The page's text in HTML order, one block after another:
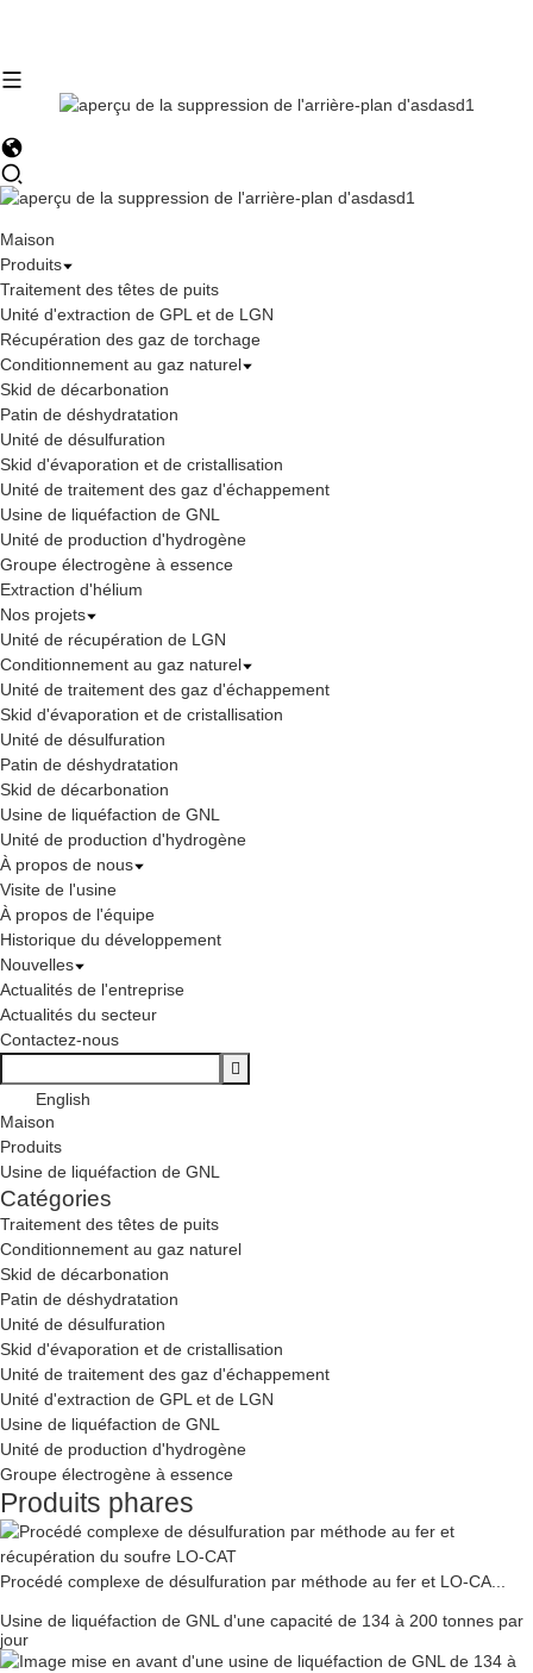
Maison
Produits
Traitement des têtes de puits
Unité d'extraction de GPL et de LGN
Récupération des gaz de torchage
Conditionnement au gaz naturel
Skid de décarbonation
Patin de déshydratation
Unité de désulfuration
Skid d'évaporation et de cristallisation
Unité de traitement des gaz d'échappement
Usine de liquéfaction de GNL
Unité de production d'hydrogène
Groupe électrogène à essence
Extraction d'hélium
Nos projets
Unité de récupération de LGN
Conditionnement au gaz naturel
Unité de traitement des gaz d'échappement
Skid d'évaporation et de cristallisation
Unité de désulfuration
Patin de déshydratation
Skid de décarbonation
Usine de liquéfaction de GNL
Unité de production d'hydrogène
À propos de nous
Visite de l'usine
À propos de l'équipe
Historique du développement
Nouvelles
Actualités de l'entreprise
Actualités du secteur
Contactez-nous
English
Maison
Produits
Usine de liquéfaction de GNL
Catégories
Traitement des têtes de puits
Conditionnement au gaz naturel
Skid de décarbonation
Patin de déshydratation
Unité de désulfuration
Skid d'évaporation et de cristallisation
Unité de traitement des gaz d'échappement
Unité d'extraction de GPL et de LGN
Usine de liquéfaction de GNL
Unité de production d'hydrogène
Groupe électrogène à essence
Produits phares
Procédé complexe de désulfuration par méthode au fer et LO-CA...
Usine de liquéfaction de GNL d'une capacité de 134 à 200 tonnes par
jour